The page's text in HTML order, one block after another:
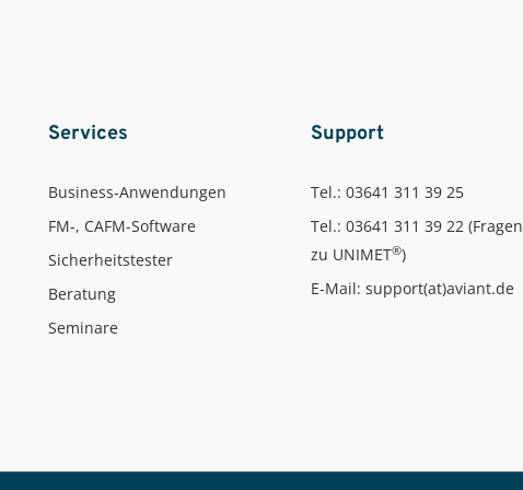
Services
Business-Anwendungen
FM-, CAFM-Software
Sicherheitstester
Beratung
Seminare
Support
Tel.: 03641 311 39 25
Tel.: 03641 311 39 22 (Fragen
zu UNIMET®)
E-Mail: support(at)aviant.de